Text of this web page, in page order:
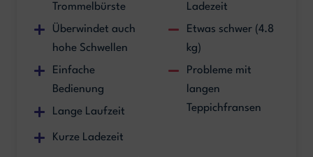
Trommelbürste
Überwindet auch
hohe Schwellen
Einfache
Bedienung
Lange Laufzeit
Kurze Ladezeit
Ladezeit
Etwas schwer (4.8
kg)
Probleme mit
langen
Teppichfransen